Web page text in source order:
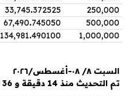
250,000
33,745.372525
500,000
67,490.745050
1,000,000
134,981.490100
السبت ٨/ ٠٨-أغسطس/٢٠٢٦
تم التحديث منذ 14 دقيقة و 36 ثانية